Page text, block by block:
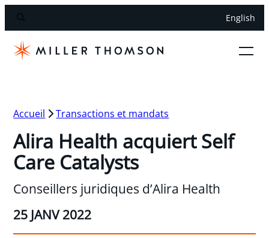
English
Accueil Transactions et mandats
Alira Health acquiert Self
Care Catalysts
Conseillers juridiques d’Alira Health
25 JANV 2022